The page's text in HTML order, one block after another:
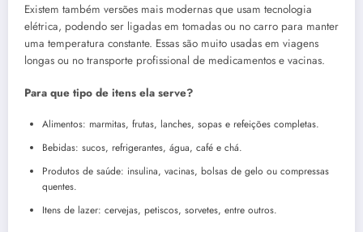
Existem também versões mais modernas que usam tecnologia
elétrica, podendo ser ligadas em tomadas ou no carro para manter
uma temperatura constante. Essas são muito usadas em viagens
longas ou no transporte profissional de medicamentos e vacinas.
Para que tipo de itens ela serve?
Alimentos: marmitas, frutas, lanches, sopas e refeições completas.
Bebidas: sucos, refrigerantes, água, café e chá.
Produtos de saúde: insulina, vacinas, bolsas de gelo ou compressas
quentes.
Itens de lazer: cervejas, petiscos, sorvetes, entre outros.